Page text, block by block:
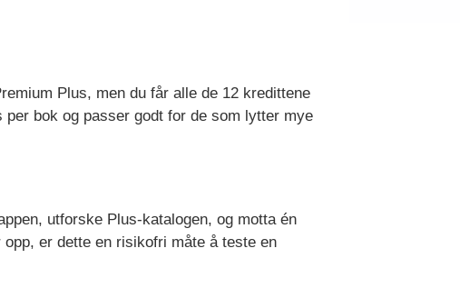
Plus, men du får alle de 12 kredittene
bok og passer godt for de som lytter mye
utforske Plus-katalogen, og motta én
er dette en risikofri måte å teste en